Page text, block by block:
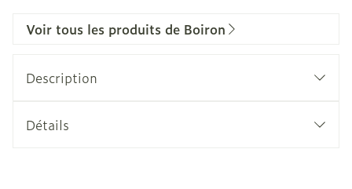
Voir tous les produits de Boiron
Description
Détails